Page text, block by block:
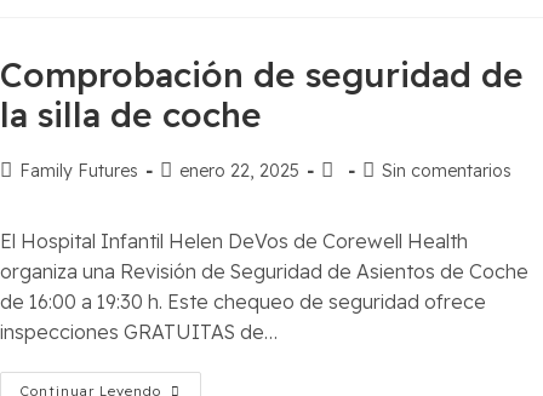
Comprobación de seguridad de
la silla de coche
Family Futures enero 22, 2025 Sin comentarios
El Hospital Infantil Helen DeVos de Corewell Health
organiza una Revisión de Seguridad de Asientos de Coche
de 16:00 a 19:30 h. Este chequeo de seguridad ofrece
inspecciones GRATUITAS de…
Continuar Leyendo